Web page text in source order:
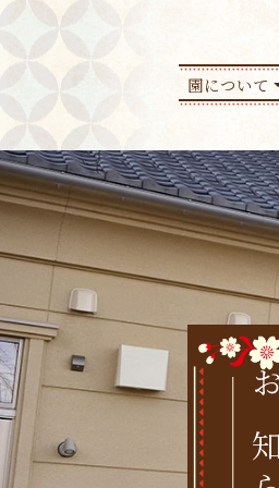
園について